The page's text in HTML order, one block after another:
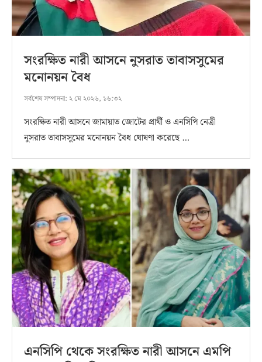
সংরক্ষিত নারী আসনে নুসরাত তাবাসসুমের
মনোনয়ন বৈধ
সর্বশেষ সম্পাদনা: ২ মে ২০২৬, ১৬:৩২
সংরক্ষিত নারী আসনে জামায়াত জোটের প্রার্থী ও এনসিপি নেত্রী
নুসরাত তাবাসসুমের মনোনয়ন বৈধ ঘোষণা করেছে …
এনসিপি থেকে সংরক্ষিত নারী আসনে এমপি